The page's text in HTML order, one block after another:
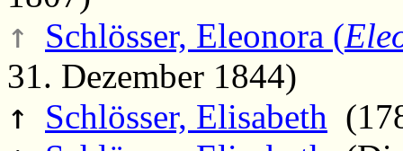
↑ Schlösser, Eleonora (
31. Dezember 1844)
↑ Schlösser, Elisabeth